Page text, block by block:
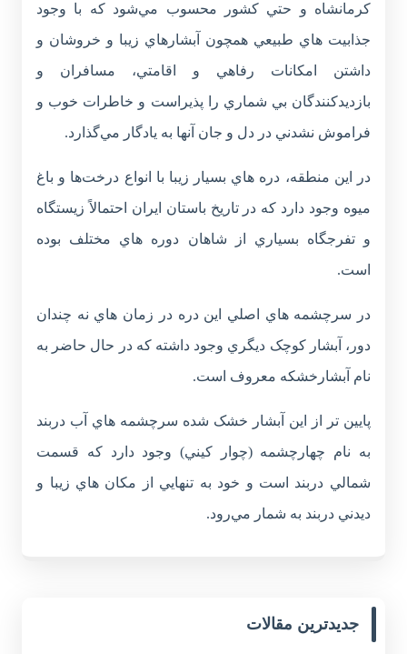
کرمانشاه و حتي کشور محسوب مي‌شود که با وجود
جذابيت هاي طبيعي همچون آبشارهاي زيبا و خروشان و
داشتن امکانات رفاهي و اقامتي، مسافران و
بازديدکنندگان بي شماري را پذيراست و خاطرات خوب و
فراموش نشدني در دل و جان آنها به يادگار مي‌گذارد.
در اين منطقه، دره هاي بسيار زيبا با انواع درخت‌ها و باغ
ميوه وجود دارد که در تاريخ باستان ايران احتمالاً زيستگاه
و تفرجگاه بسياري از شاهان دوره هاي مختلف بوده
است.
در سرچشمه هاي اصلي اين دره در زمان هاي نه چندان
دور، آبشار کوچک ديگري وجود داشته که در حال حاضر به
نام آبشارخشکه معروف است.
پايين تر از اين آبشار خشک شده سرچشمه هاي آب دربند
به نام چهارچشمه (چوار کيني) وجود دارد که قسمت
شمالي دربند است و خود به تنهايي از مکان هاي زيبا و
ديدني دربند به شمار مي‌رود.
جدیدترین مقالات